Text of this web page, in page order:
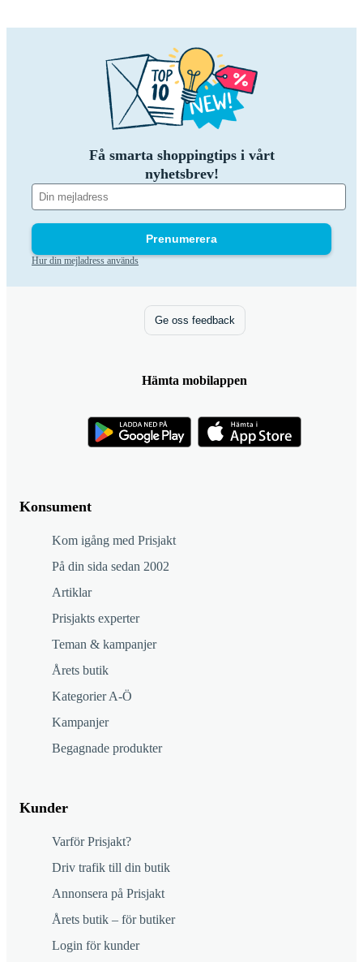
Få smarta shoppingtips i vårt
nyhetsbrev!
Prenumerera
Hur din mejladress används
Konsument
Kom igång med Prisjakt
På din sida sedan 2002
Artiklar
Prisjakts experter
Teman & kampanjer
Årets butik
Kategorier A-Ö
Kampanjer
Begagnade produkter
Kunder
Varför Prisjakt?
Driv trafik till din butik
Annonsera på Prisjakt
Årets butik – för butiker
Login för kunder
Ge oss feedback
Hämta mobilappen